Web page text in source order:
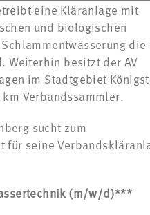
eine Kläranlage mit
und biologischen
Weiterhin besitzt der AV
im Stadtgebiet
Verbandssammler.
sucht zum
für seine
(m/w/d)***